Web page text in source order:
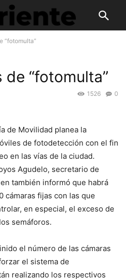
“fotomulta”
“fotomulta”
0
1526
de Movilidad planea la
de fotodetección con el fin
en las vías de la ciudad.
Agudelo, secretario de
también informó que habrá
cámaras fijas con las que
en especial, el exceso de
semáforos.
el número de las cámaras
el sistema de
realizando los respectivos